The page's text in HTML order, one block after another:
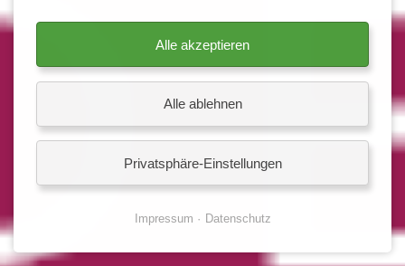
Alle akzeptieren
Alle ablehnen
Privatsphäre-Einstellungen
Impressum Datenschutz